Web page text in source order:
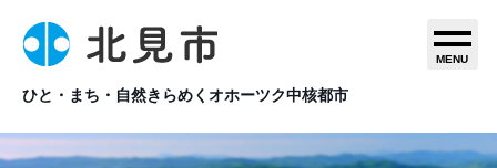
ひと・まち・自然きらめくオホーツク中核都市
MENU